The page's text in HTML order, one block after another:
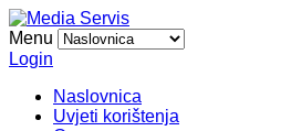
Menu
Login
Naslovnica
Uvjeti korištenja